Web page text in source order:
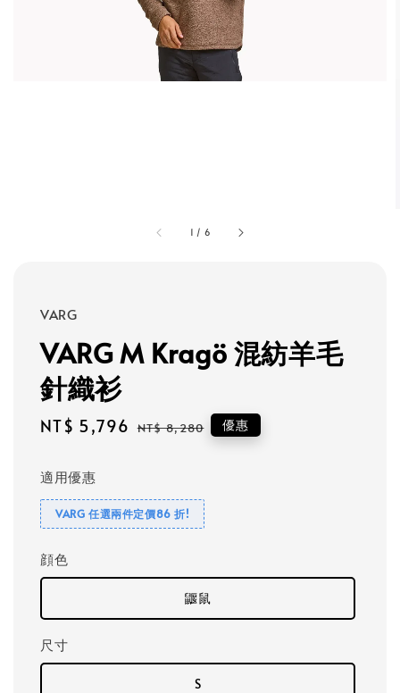
1 / 6
VARG
VARG M Kragö 混紡羊毛
針織衫
Sale
NT$ 5,796 Regular
NT$ 8,280 優惠
適用優惠
VARG 任選兩件定價86 折!
顔色
鼴鼠
尺寸
S